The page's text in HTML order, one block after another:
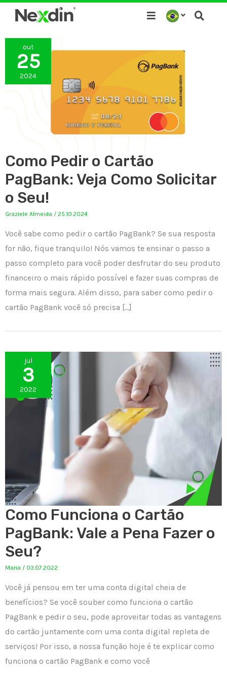
para
conteúdo
out
25
2024
Como Pedir o Cartão
PagBank: Veja Como Solicitar
o Seu!
Graziele Almeida / 25.10.2024
Você sabe como pedir o cartão PagBank? Se sua resposta
for não, fique tranquilo! Nós vamos te ensinar o passo a
passo completo para você poder desfrutar do seu produto
financeiro o mais rápido possível e fazer suas compras de
forma mais segura. Além disso, para saber como pedir o
cartão PagBank você só precisa […]
jul
3
2022
Como Funciona o Cartão
PagBank: Vale a Pena Fazer o
Seu?
Maria / 03.07.2022
Você já pensou em ter uma conta digital cheia de
benefícios? Se você souber como funciona o cartão
PagBank e pedir o seu, pode aproveitar todas as vantagens
do cartão juntamente com uma conta digital repleta de
serviços! Por isso, a nossa função hoje é te explicar como
funciona o cartão PagBank e como você